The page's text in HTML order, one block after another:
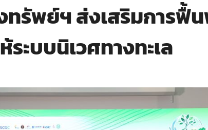
ทรัพย์ฯ ส่งเสริมการ
ะบบนิเวศทางทะเล